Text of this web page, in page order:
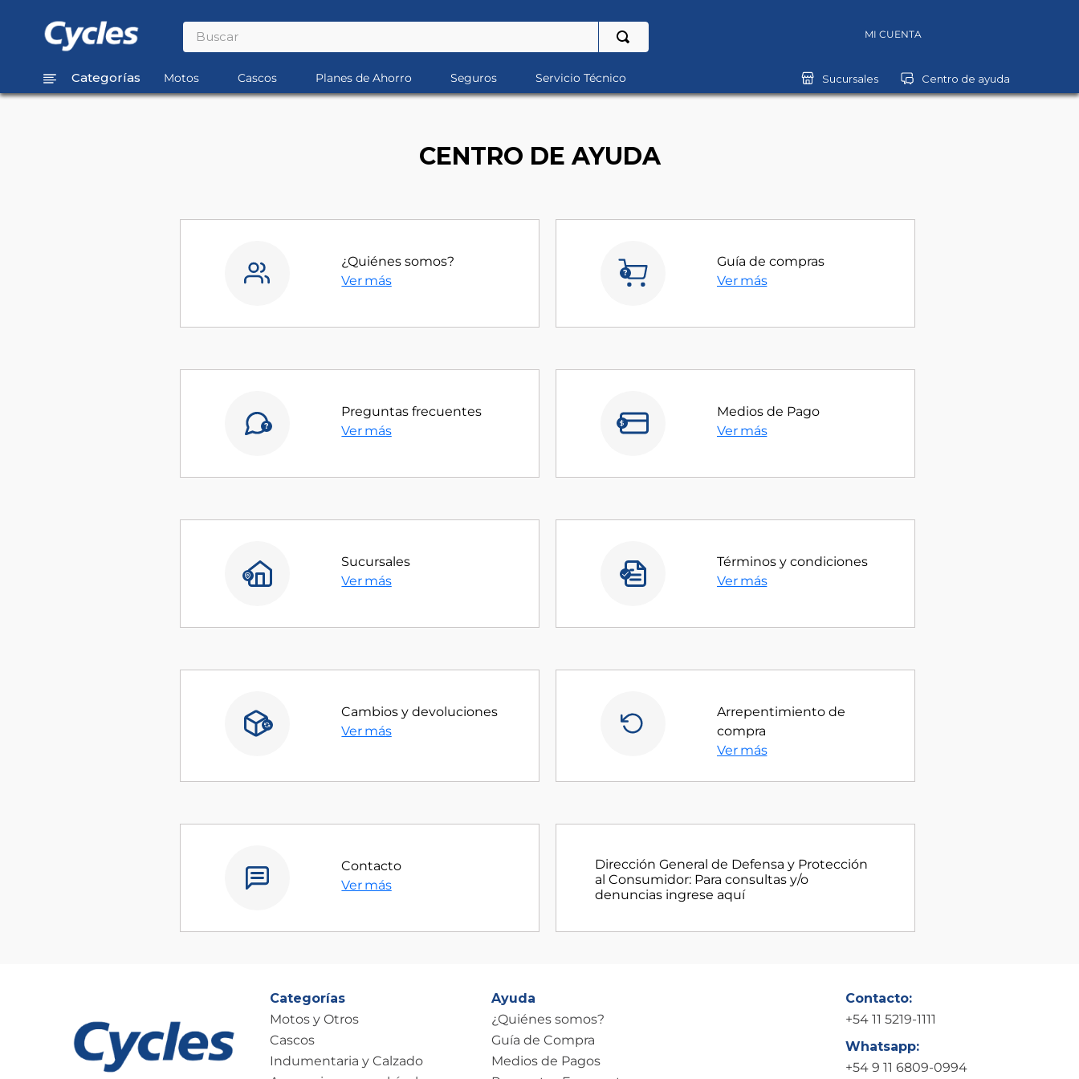
Buscar MI CUENTA
Motos Cascos Planes de Ahorro Seguros Servicio Técnico
CENTRO DE AYUDA
¿Quiénes somos?
Ver más
Guía de compras
Ver más
Preguntas frecuentes
Ver más
Medios de Pago
Ver más
Sucursales
Ver más
Términos y condiciones
Ver más
Cambios y devoluciones
Ver más
Arrepentimiento de
compra
Ver más
Contacto
Ver más
Dirección General de Defensa y Protección
al Consumidor: Para consultas y/o
denuncias ingrese aquí
Categorías
Motos y Otros
Cascos
Indumentaria y Calzado
Ayuda
¿Quiénes somos?
Guía de Compra
Medios de Pagos
Contacto:
+54 11 5219-1111
Whatsapp:
+54 9 11 6809-0994
TÉRMINOS MÁS BUSCADOS
1.
rouser